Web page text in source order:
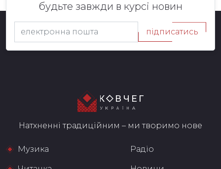
будьте завжди в курсі новин
підписатись
Натхненні традиційним – ми творимо нове
Музика Радіо